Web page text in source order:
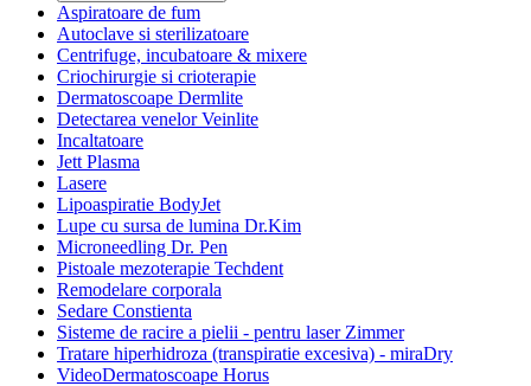
Aspiratoare de fum
Autoclave si sterilizatoare
Centrifuge, incubatoare & mixere
Criochirurgie si crioterapie
Dermatoscoape Dermlite
Detectarea venelor Veinlite
Incaltatoare
Jett Plasma
Lasere
Lipoaspiratie BodyJet
Lupe cu sursa de lumina Dr.Kim
Microneedling Dr. Pen
Pistoale mezoterapie Techdent
Remodelare corporala
Sedare Constienta
Sisteme de racire a pielii - pentru laser Zimmer
Tratare hiperhidroza (transpiratie excesiva) - miraDry
VideoDermatoscoape Horus